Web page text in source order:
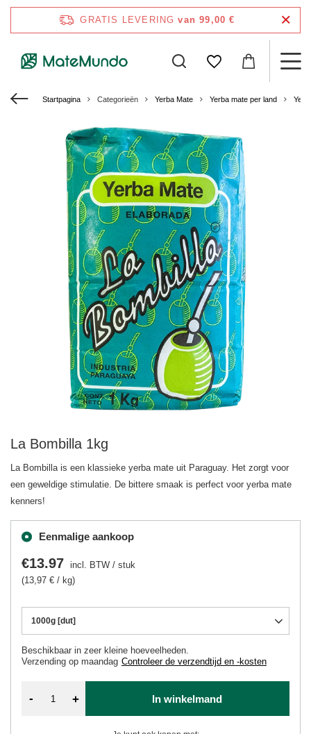
GRATIS LEVERING van 99,00 €
Startpagina Categorieën Yerba Mate Yerba mate per land
La Bombilla 1kg
La Bombilla is een klassieke yerba mate uit Paraguay. Het zorgt voor
een geweldige stimulatie. De bittere smaak is perfect voor yerba mate
kenners!
Eenmalige aankoop
1000g [dut]
Beschikbaar in zeer kleine hoeveelheden
Verzending op maandag Controleer de verzendtijd en -kosten
€13.97 incl. BTW / stuk
(13,97 € / kg)
- + In winkelmand